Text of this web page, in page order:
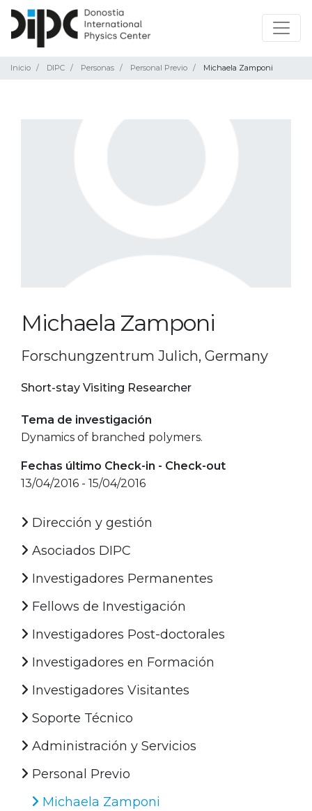
Inicio DIPC Personas Personal Previo Michaela Zamponi
Michaela Zamponi
Forschungzentrum Julich, Germany
Short-stay Visiting Researcher
Tema de investigación
Dynamics of branched polymers.
Fechas último Check-in - Check-out
13/04/2016 - 15/04/2016
Dirección y gestión
Asociados DIPC
Investigadores Permanentes
Fellows de Investigación
Investigadores Post-doctorales
Investigadores en Formación
Investigadores Visitantes
Soporte Técnico
Administración y Servicios
Personal Previo
Michaela Zamponi